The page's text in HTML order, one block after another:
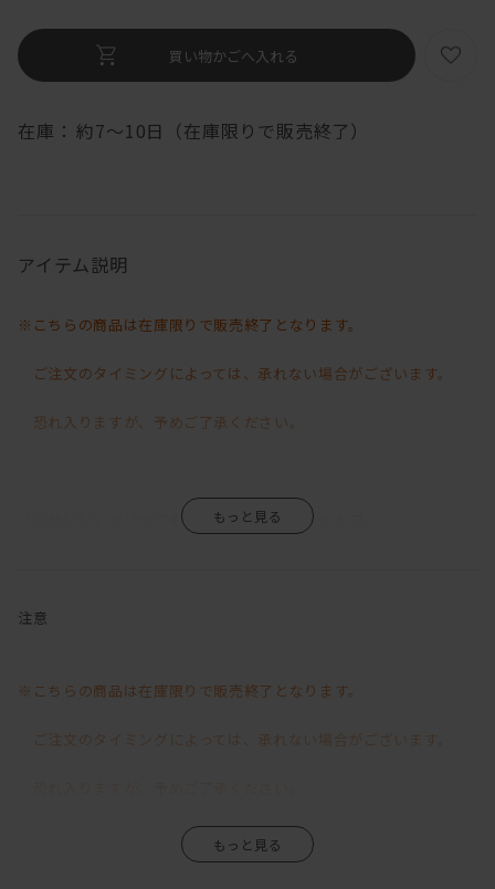
在庫： 約7～10日（在庫限りで販売終了）
アイテム説明
※こちらの商品は在庫限りで販売終了となります。
ご注文のタイミングによっては、承れない場合がございます。
恐れ入りますが、予めご了承ください。
「心地いい」がいつでもどこでも実現するシェルフ。
寝室を寝るためだけの場所ではなく、
【セット内容】
Shelf M White AS-SHM-WH ×1
壁を傷つけず好きな高さに美しい棚を設置できるシェルフシステム
注意
※こちらの商品は在庫限りで販売終了となります。
ご注文のタイミングによっては、承れない場合がございます。